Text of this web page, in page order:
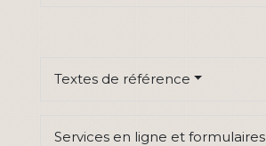
Textes de référence
Services en ligne et formulaires